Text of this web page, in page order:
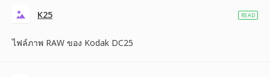
K25
ไฟล์ภาพ RAW ของ Kodak DC25
READ